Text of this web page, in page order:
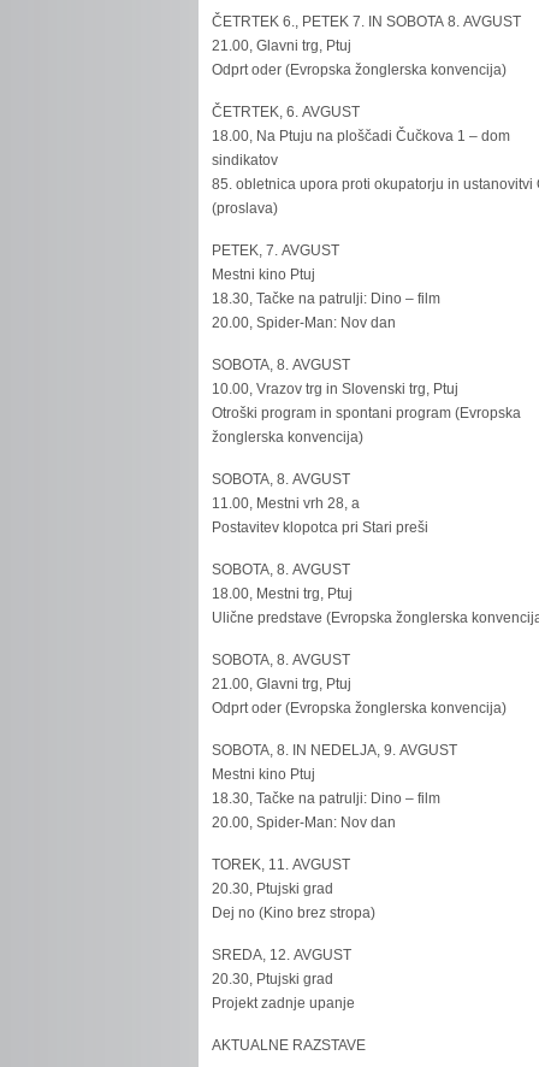
ČETRTEK 6., PETEK 7. IN SOBOTA 8. AVGUST
21.00, Glavni trg, Ptuj
Odprt oder (Evropska žonglerska konvencija)
ČETRTEK, 6. AVGUST
18.00, Na Ptuju na ploščadi Čučkova 1 – dom
sindikatov
85. obletnica upora proti okupatorju in ustanovitvi
(proslava)
PETEK, 7. AVGUST
Mestni kino Ptuj
18.30, Tačke na patrulji: Dino – film
20.00, Spider-Man: Nov dan
SOBOTA, 8. AVGUST
10.00, Vrazov trg in Slovenski trg, Ptuj
Otroški program in spontani program (Evropska
žonglerska konvencija)
SOBOTA, 8. AVGUST
11.00, Mestni vrh 28, a
Postavitev klopotca pri Stari preši
SOBOTA, 8. AVGUST
18.00, Mestni trg, Ptuj
Ulične predstave (Evropska žonglerska
SOBOTA, 8. AVGUST
21.00, Glavni trg, Ptuj
Odprt oder (Evropska žonglerska konvencija)
SOBOTA, 8. IN NEDELJA, 9. AVGUST
Mestni kino Ptuj
18.30, Tačke na patrulji: Dino – film
20.00, Spider-Man: Nov dan
TOREK, 11. AVGUST
20.30, Ptujski grad
Dej no (Kino brez stropa)
SREDA, 12. AVGUST
20.30, Ptujski grad
Projekt zadnje upanje
AKTUALNE RAZSTAVE